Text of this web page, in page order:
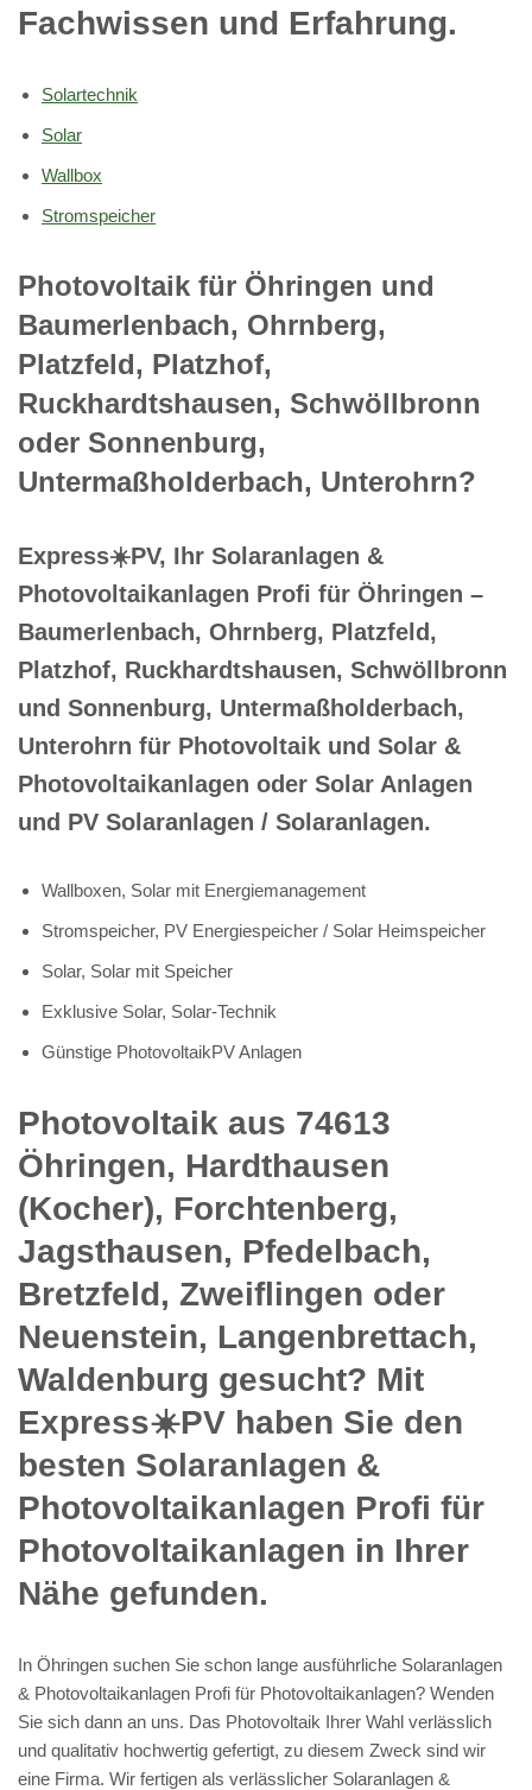
Fachwissen und Erfahrung.
Solartechnik
Solar
Wallbox
Stromspeicher
Photovoltaik für Öhringen und
Baumerlenbach, Ohrnberg,
Platzfeld, Platzhof,
Ruckhardtshausen, Schwöllbronn
oder Sonnenburg,
Untermaßholderbach, Unterohrn?
Express☀️PV️, Ihr Solaranlagen &
Photovoltaikanlagen Profi für Öhringen –
Baumerlenbach, Ohrnberg, Platzfeld,
Platzhof, Ruckhardtshausen, Schwöllbronn
und Sonnenburg, Untermaßholderbach,
Unterohrn für Photovoltaik und Solar &
Photovoltaikanlagen oder Solar Anlagen
und PV Solaranlagen / Solaranlagen.
Wallboxen, Solar mit Energiemanagement
Stromspeicher, PV Energiespeicher / Solar Heimspeicher
Solar, Solar mit Speicher
Exklusive Solar, Solar-Technik
Günstige PhotovoltaikPV Anlagen
Photovoltaik aus 74613
Öhringen, Hardthausen
(Kocher), Forchtenberg,
Jagsthausen, Pfedelbach,
Bretzfeld, Zweiflingen oder
Neuenstein, Langenbrettach,
Waldenburg gesucht? Mit
Express☀️PV️ haben Sie den
besten Solaranlagen &
Photovoltaikanlagen Profi für
Photovoltaikanlagen in Ihrer
Nähe gefunden.
In Öhringen suchen Sie schon lange ausführliche Solaranlagen
& Photovoltaikanlagen Profi für Photovoltaikanlagen? Wenden
Sie sich dann an uns. Das Photovoltaik Ihrer Wahl verlässlich
und qualitativ hochwertig gefertigt, zu diesem Zweck sind wir
eine Firma. Wir fertigen als verlässlicher Solaranlagen &